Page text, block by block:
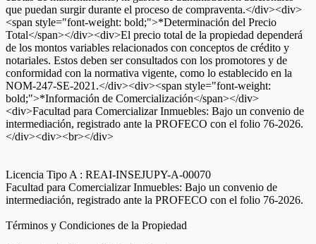
que puedan surgir durante el proceso de compraventa.</div><div>
<span style="font-weight: bold;">*Determinación del Precio
Total</span></div><div>El precio total de la propiedad dependerá
de los montos variables relacionados con conceptos de crédito y
notariales. Estos deben ser consultados con los promotores y de
conformidad con la normativa vigente, como lo establecido en la
NOM-247-SE-2021.</div><div><span style="font-weight:
bold;">*Información de Comercialización</span></div>
<div>Facultad para Comercializar Inmuebles: Bajo un convenio de
intermediación, registrado ante la PROFECO con el folio 76-2026.
</div><div><br></div>
Licencia Tipo A : REAI-INSEJUPY-A-00070
Facultad para Comercializar Inmuebles: Bajo un convenio de
intermediación, registrado ante la PROFECO con el folio 76-2026.
Términos y Condiciones de la Propiedad